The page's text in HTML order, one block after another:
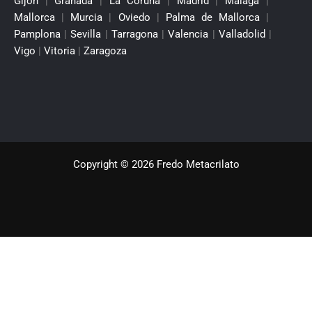
Mallorca | Murcia | Oviedo | Palma de Mallorca |
Pamplona | Sevilla | Tarragona | Valencia | Valladolid |
Vigo | Vitoria | Zaragoza
Copyright © 2026 Fredo Metacrilato